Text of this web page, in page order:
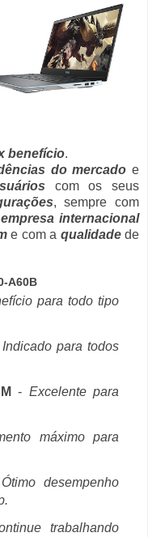
benefício.
do mercado e
com os seus
, sempre com
empresa internacional
e com a qualidadede
A60B
para todo tipo
Indicado para todos
- Excelente para
máximo para
Ótimo desempenho
trabalhando